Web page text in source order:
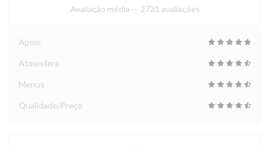
Avaliação média — 2731 avaliações
Apoio
Atmosfera
Menus
Qualidade/Preço